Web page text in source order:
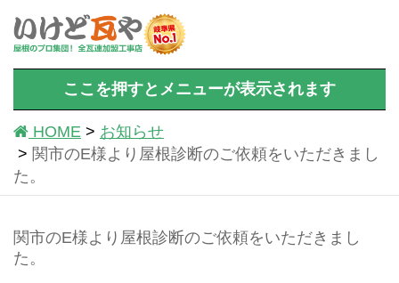
ここを押すとメニューが表示されます
HOME
お知らせ
関市のE様より屋根診断のご依頼をいただきまし
た。
関市のE様より屋根診断のご依頼をいただきまし
た。